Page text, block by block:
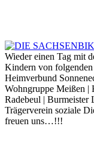
Wieder einen Tag mit
Kindern von
Heimverbund
Wohngruppe Meißen |
Radebeul |
Trägerverein soziale
freuen uns…!!!